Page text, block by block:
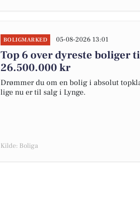
BOLIGMARKED 05-08-2026 13:01
Top 6 over dyreste boliger
26.500.000 kr
Drømmer du om en bolig i absolut
lige nu er til salg i Lynge.
Kilde: Boliga